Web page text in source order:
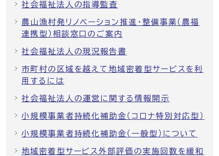
社会福祉法人の指導監査
農山漁村発リノベーション推進・整備事業（農福
連携型）相談窓口のご案内
社会福祉法人の現況報告書
市町村の区域を越えて地域密着型サービスを利
用するには
社会福祉法人の運営に関する情報開示
小規模事業者持続化補助金（コロナ特別対応型）
小規模事業者持続化補助金（一般型）について
地域密着型サービス外部評価の実施回数を緩和